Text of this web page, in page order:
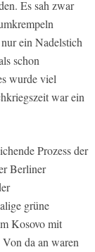
Es sah zwar
ein Nadelstich
schon
wurde viel
war ein
Prozess der
Berliner
grüne
Kosovo mit
da an waren